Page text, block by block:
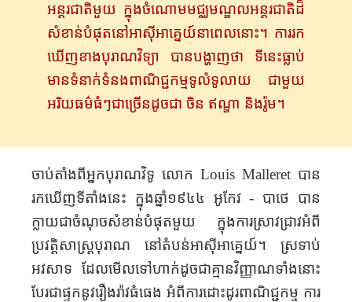
អន្តរជាតិ​មួយ​ ​ក្នុង​ចំណោម​មជ្ឈមណ្ឌល​អន្តរជាតិ​​ដ៏​
សំខាន់​បំផុតនៅ​អាស៊ី​អាគ្នេយ៍​នាពេល​នោះ។ ការ​រក
ឃើញ​ខាង​បុរាណវិទ្យា បានបង្ហាញ​ថា ទីនេះធ្លាប់​
មាន​ទំនាក់​ទំនង​ពាណិជ្ជកម្ម​ទូលំទូលាយ ជាមួយ​
អរិយធម៌​ធំៗ​ជាច្រើន​ដូច​ជា ចិន ឥណ្ឌា និងរ៉ូម។
ចាប់តាំងពីអ្នកបុរាណវិទូ លោក Louis Malleret បាន
រកឃើញទីតាំងនេះ ក្នុងឆ្នាំ១៩៤៤ អូកែវ - បាថេ
បាន
ក្លាយជាចំណុចសំខាន់បំផុតមួយ ក្នុងការស្រាវជ្រាវអំពី
ប្រវត្តិសាស្ត្របុរាណ
នៅតំបន់អាស៊ីអាគ្នេយ៍។ ស្រទាប់
អវសាទ​ ​ ដែលមើលទៅហាក់ដូចជាគ្មានវិញ្ញាណទាំងនោះ
បែរជាផ្ទុកនូវរឿងរ៉ាវធំធេង អំពីការដោះដូរពាណិជ្ជកម្ម ការ